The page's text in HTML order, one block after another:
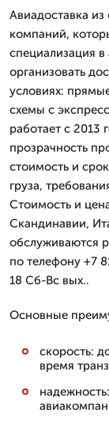
Авиадоставка
компаний,
специализация в
организовать
условиях:
схемы с
работает с 2013
прозрачность
стоимость и
груза,
Стоимость и
Скандинавии,
обслуживаются
по телефону +7
18 Сб-Вс вых..
Основные
скорость:
время